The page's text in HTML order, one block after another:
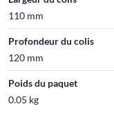
110 mm
Profondeur du colis
120 mm
Poids du paquet
0.05 kg